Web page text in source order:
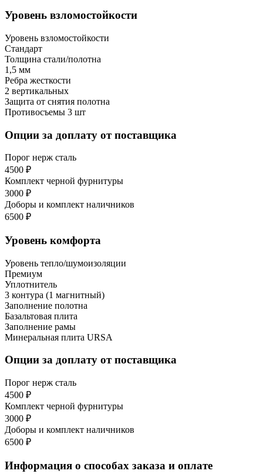
Уровень взломостойкости
Уровень взломостойкости
Стандарт
Толщина стали/полотна
1,5 мм
Ребра жесткости
2 вертикальных
Защита от снятия полотна
Противосъемы 3 шт
Опции за доплату от поставщика
Порог нерж сталь
4500 ₽
Комплект черной фурнитуры
3000 ₽
Доборы и комплект наличников
6500 ₽
Уровень комфорта
Уровень тепло/шумоизоляции
Премиум
Уплотнитель
3 контура (1 магнитный)
Заполнение полотна
Базальтовая плита
Заполнение рамы
Минеральная плита URSA
Опции за доплату от поставщика
Порог нерж сталь
4500 ₽
Комплект черной фурнитуры
3000 ₽
Доборы и комплект наличников
6500 ₽
Информация о способах заказа и оплате